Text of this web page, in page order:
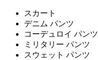
スカート
デニム パンツ
コーデュロイ パンツ
ミリタリー パンツ
スウェット パンツ